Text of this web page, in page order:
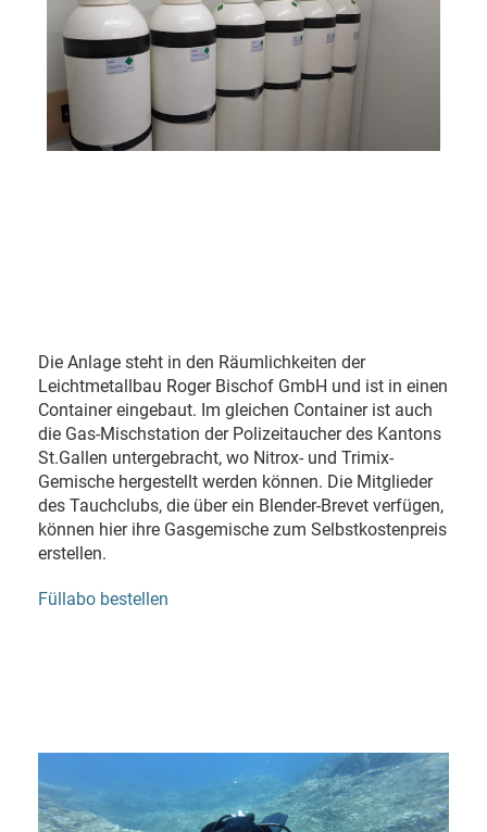
Die Anlage steht in den Räumlichkeiten der
Leichtmetallbau Roger Bischof GmbH und ist in einen
Container eingebaut. Im gleichen Container ist auch
die Gas-Mischstation der Polizeitaucher des Kantons
St.Gallen untergebracht, wo Nitrox- und Trimix-
Gemische hergestellt werden können. Die Mitglieder
des Tauchclubs, die über ein Blender-Brevet verfügen,
können hier ihre Gasgemische zum Selbstkostenpreis
erstellen.
Füllabo bestellen